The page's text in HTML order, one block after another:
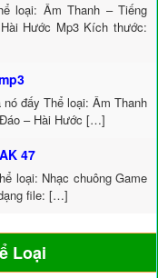
loại: Âm Thanh – Tiếng
Hước Mp3 Kích thước:
đấy Thể loại: Âm Thanh
– Hài Hước […]
47
loại: Nhạc chuông Game
file: […]
Loại